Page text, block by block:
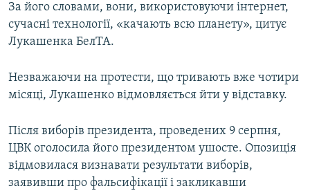
За його словами, вони, використовуючи інтернет,
сучасні технології, «качають всю планету», цитує
Лукашенка БелТА.
Незважаючи на протести, що тривають вже чотири
місяці, Лукашенко відмовляється йти у відставку.
Після виборів президента, проведених 9 серпня,
ЦВК оголосила його президентом ушосте. Опозиція
відмовилася визнавати результати виборів,
заявивши про фальсифікації і закликавши